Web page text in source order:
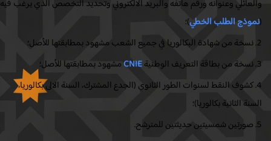
وعنوانه ورقم هاتفه والبريد الالكتروني وتحديد التخصص الذي يرغب فيه
نموذج الطلب الخطي)؛
نسخة من شهادة البكالوريا في جميع الشعب مشهود بمطابقتها للأصل؛
نسخة من بطاقة التعريف الوطنيةCNIEمشهود بمطابقتها للأصل؛
كشوف النقط لسنوات الطور الثانوي (الجدع المشترك، السنة الالى بكالوريا،
الثانية بكالوريا)؛
صورتين شمسيتين حديثتين للمترشح.